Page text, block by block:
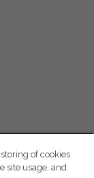
of cookies
site usage, and